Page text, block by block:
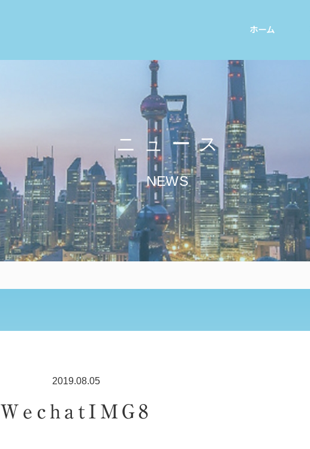
ホーム
ニュース
NEWS
2019.08.05
WechatIMG8